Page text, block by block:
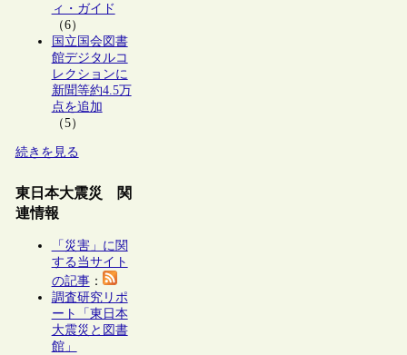
ィ・ガイド
（6）
国立国会図書
館デジタルコ
レクションに
新聞等約4.5万
点を追加
（5）
続きを見る
東日本大震災 関
連情報
「災害」に関
する当サイト
の記事：
調査研究リポ
ート「東日本
大震災と図書
館」